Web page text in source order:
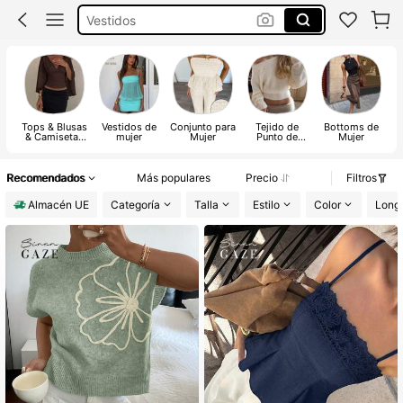
Conjunto Mujer Dos Piezas
Bikinis Mujer
Tops & Blusas
& Camisetas
Vestidos de
mujer
Conjunto para
Mujer
Tejido de
Punto de
Bottoms de
Mujer
Recomendados Más populares Precio
Filtros
Almacén UE
Categoría Talla Estilo Color